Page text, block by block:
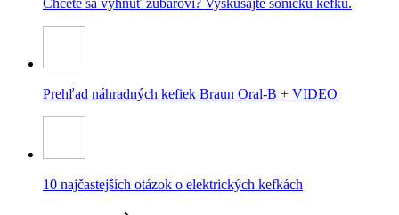
Chcete sa vyhnúť zubárovi? Vyskúšajte sonickú kefku.
Prehľad náhradných kefiek Braun Oral-B + VIDEO
10 najčastejších otázok o elektrických kefkách